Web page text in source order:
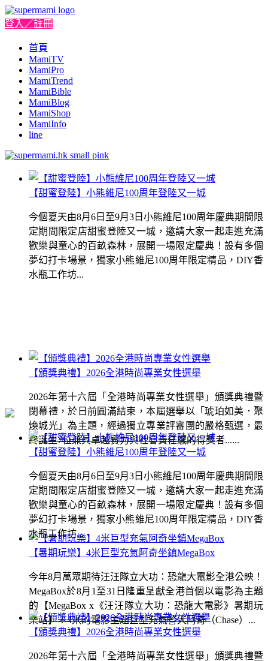
登入／註冊
首頁
MamiTV
MamiPro
MamiTrend
MamiBible
MamiBlog
MamiShop
MamiInfo
line
【甜蜜登陸】小熊維尼100周年登陸又一城
今個夏天由8月6日至9月3日小熊維尼100周年慶典期間限
定期間限定店甜蜜登陸又一城，邀請大家一起走進充滿
歡樂與童心的百畝森林，展開一場限定慶典！設有多個
夢幻打卡場景，獨家小熊維尼100周年限定精品，DIY香
水瓶工作坊...
【頒獎典禮】2026全港時尚專業女性選舉
2026年第十六屆「全港時尚專業女性選舉」頒獎典禮暨
閉幕禮，於日前圓滿結束，本屆選舉以「琥珀如美．聚
煥城光」為主題，經過獨立專業評審團的嚴格甄選，最
終誕生7位兼具卓越實力與社會責任感的得獎者......
【暑期玩樂】4米巨型充氣阿奇坐鎮MegaBox
今年8月萬眾期待汪汪隊立大功：恐龍大電影全港公映！
MegaBox於8月1至31日隆重呈獻全港首個以電影為主題
的【MegaBox x《汪汪隊立大功：恐龍大電影》暑期玩
樂站】！4米的電影主題巨型充氣警犬阿奇（Chase）...
【甜蜜登陸】小熊維尼100周年登陸又一城
今個夏天由8月6日至9月3日小熊維尼100周年慶典期間限
定期間限定店甜蜜登陸又一城，邀請大家一起走進充滿
歡樂與童心的百畝森林，展開一場限定慶典！設有多個
夢幻打卡場景，獨家小熊維尼100周年限定精品，DIY香
水瓶工作坊...
【頒獎典禮】2026全港時尚專業女性選舉
2026年第十六屆「全港時尚專業女性選舉」頒獎典禮暨